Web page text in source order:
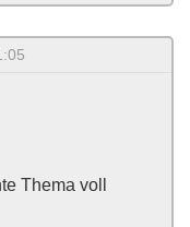
Thema voll